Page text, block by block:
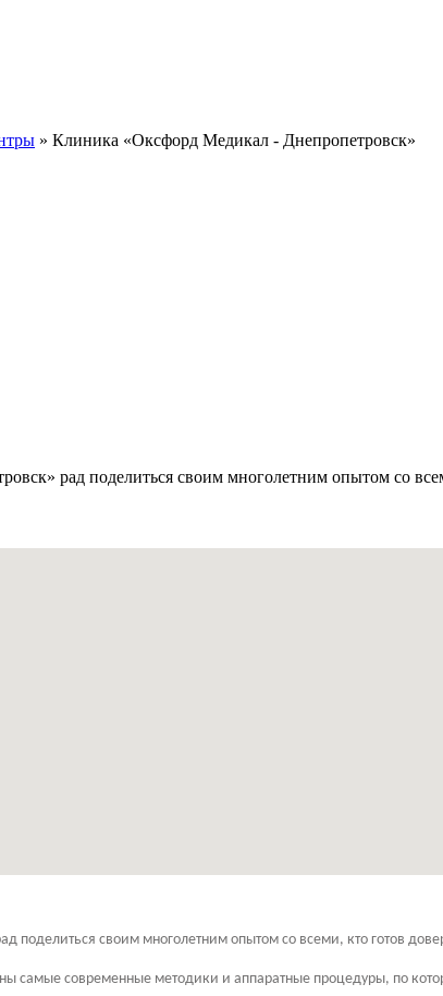
» Клиника «Оксфорд Медикал - Днепропетровск»
рад поделиться своим многолетним опытом со
своим многолетним опытом со всеми, кто готов
самые современные методики и аппаратные процедуры, по